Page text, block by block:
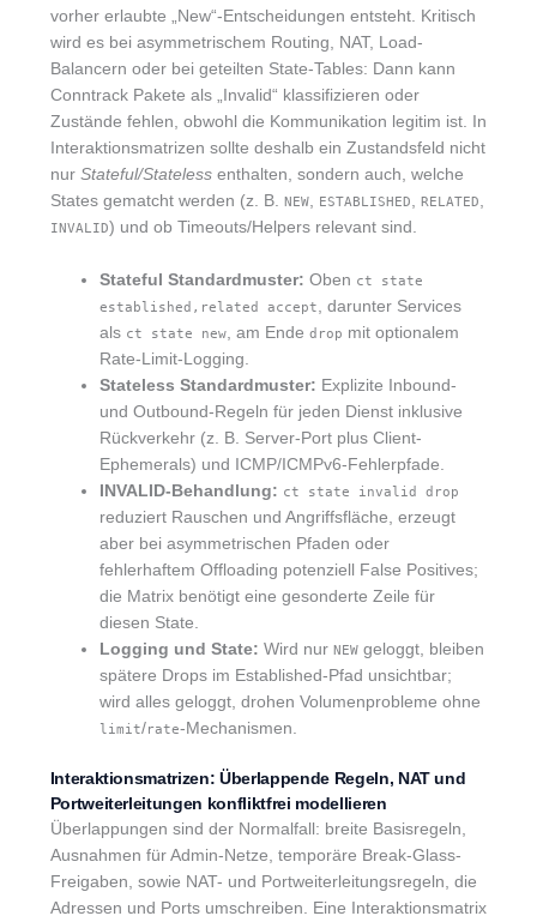
vorher erlaubte „New“-Entscheidungen entsteht. Kritisch
wird es bei asymmetrischem Routing, NAT, Load-
Balancern oder bei geteilten State-Tables: Dann kann
Conntrack Pakete als „Invalid“ klassifizieren oder
Zustände fehlen, obwohl die Kommunikation legitim ist. In
Interaktionsmatrizen sollte deshalb ein Zustandsfeld nicht
nur Stateful/Statelessenthalten, sondern auch, welche
States gematcht werden (z. B.
NEW, ESTABLISHED RELATED
INVALID) und ob Timeouts/Helpers relevant sind.
Stateful Standardmuster: Oben ct state
established,related accept
, darunter Services
als ct state new, am Ende drop mit optionalem
Rate-Limit-Logging.
Stateless Standardmuster: Explizite Inbound-
und Outbound-Regeln für jeden Dienst inklusive
Rückverkehr (z. B. Server-Port plus Client-
Ephemerals) und ICMP/ICMPv6-Fehlerpfade.
INVALID-Behandlung: ct state invalid drop
reduziert Rauschen und Angriffsfläche, erzeugt
aber bei asymmetrischen Pfaden oder
fehlerhaftem Offloading potenziell False Positives;
die Matrix benötigt eine gesonderte Zeile für
diesen State.
Logging und State: Wird nur NEWgeloggt, bleiben
spätere Drops im Established-Pfad unsichtbar;
wird alles geloggt, drohen Volumenprobleme ohne
limit/rate-Mechanismen.
Interaktionsmatrizen: Überlappende Regeln, NAT und
Portweiterleitungen konfliktfrei modellieren
Überlappungen sind der Normalfall: breite Basisregeln,
Ausnahmen für Admin-Netze, temporäre Break-Glass-
Freigaben, sowie NAT- und Portweiterleitungsregeln, die
Adressen und Ports umschreiben. Eine Interaktionsmatrix